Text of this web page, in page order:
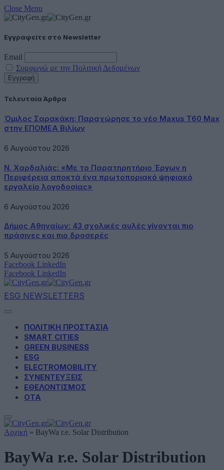
Close Menu
Εγγραφείτε στο Newsletter
Email
Συμφωνώ με την Πολιτική Δεδομένων
Τελευταία Άρθρα
Όμιλος Σαρακάκη: Παραχώρησε το νέο Maxus T60 Max
στην ΕΠΟΜΕΑ Βιλίων
6 Αυγούστου 2026
Ν. Χαρδαλιάς: «Με το Παρατηρητήριο Έργων η
Περιφέρεια αποκτά ένα πρωτοποριακό ψηφιακό
εργαλείο λογοδοσίας»
6 Αυγούστου 2026
Δήμος Αθηναίων: 43 σχολικές αυλές γίνονται πιο
πράσινες και πιο δροσερές
5 Αυγούστου 2026
Facebook LinkedIn
Facebook LinkedIn
ESG NEWSLETTERS
ΠΟΛΙΤΙΚΗ ΠΡΟΣΤΑΣΙΑ
SMART CITIES
GREEN BUSINESS
ESG
ELECTROMOBILITY
ΣΥΝΕΝΤΕΥΞΕΙΣ
ΕΘΕΛΟΝΤΙΣΜΟΣ
ΟΤΑ
Αρχική » BayWa r.e. Solar Distribution
BayWa r.e. Solar Distribution